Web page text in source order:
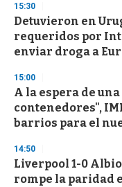
15:30
Detuvieron en
requeridos por
enviar droga a
15:00
A la espera de
contenedores",
barrios para el
14:50
Liverpool 1-0
rompe la paridad